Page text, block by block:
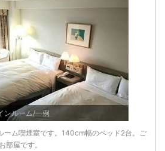
ンルーム/一例
ーム喫煙室です。140cm幅のベッド2台。ご
部屋です。